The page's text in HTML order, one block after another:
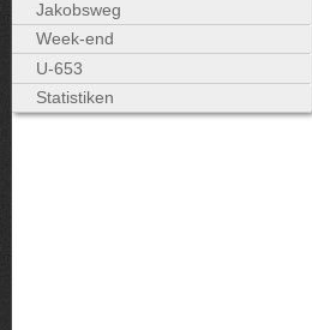
Jakobsweg
Week-end
U-653
Statistiken